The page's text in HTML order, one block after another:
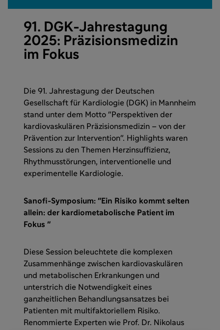
91. DGK-Jahrestagung
2025: Präzisionsmedizin
im Fokus
Die 91. Jahrestagung der Deutschen
Gesellschaft für Kardiologie (DGK) in Mannheim
stand unter dem Motto "Perspektiven der
kardiovaskulären Präzisionsmedizin – von der
Prävention zur Intervention". Highlights waren
Sessions zu den Themen Herzinsuffizienz,
Rhythmusstörungen, interventionelle und
experimentelle Kardiologie.
Sanofi-Symposium: "Ein Risiko kommt selten
allein: der kardiometabolische Patient im
Fokus "
Diese Session beleuchtete die komplexen
Zusammenhänge zwischen kardiovaskulären
und metabolischen Erkrankungen und
unterstrich die Notwendigkeit eines
ganzheitlichen Behandlungsansatzes bei
Patienten mit multifaktoriellem Risiko.
Renommierte Experten wie Prof. Dr. Nikolaus